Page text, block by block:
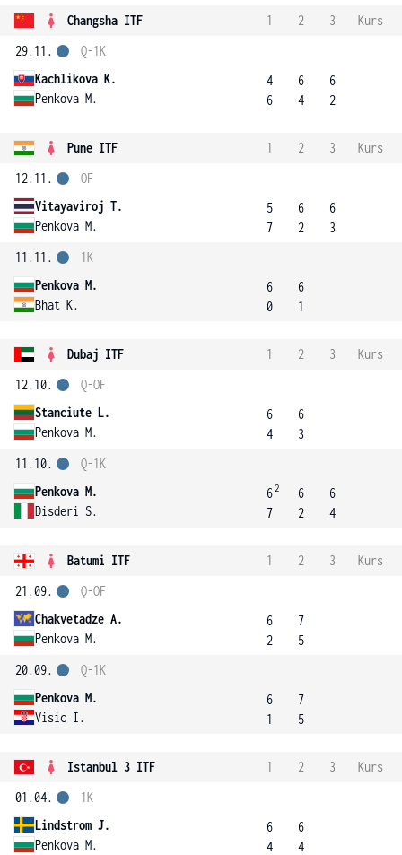
Changsha ITF 1 2 3
Kurs
29.11.
Kachlikova K.
Penkova M.
Q-1K
4
6
6
4
6
2
Pune ITF 1 2 3
Kurs
12.11.
Vitayaviroj T.
Penkova M.
OF
5
7
6
2
6
3
11.11.
Penkova M.
Bhat K.
1K
6
0
6
1
Dubaj ITF 1 2 3
Kurs
12.10.
Stanciute L.
Penkova M.
Q-OF
6
4
6
3
11.10.
Penkova M.
Disderi S.
Q-1K
62
7
6
2
6
4
Batumi ITF 1 2 3
Kurs
21.09.
Chakvetadze A.
Penkova M.
Q-OF
6
2
7
5
20.09.
Penkova M.
Visic I.
Q-1K
6
1
7
5
Istanbul 3 ITF 1 2 3
Kurs
01.04.
Lindstrom J.
Penkova M.
1K
6
4
6
4